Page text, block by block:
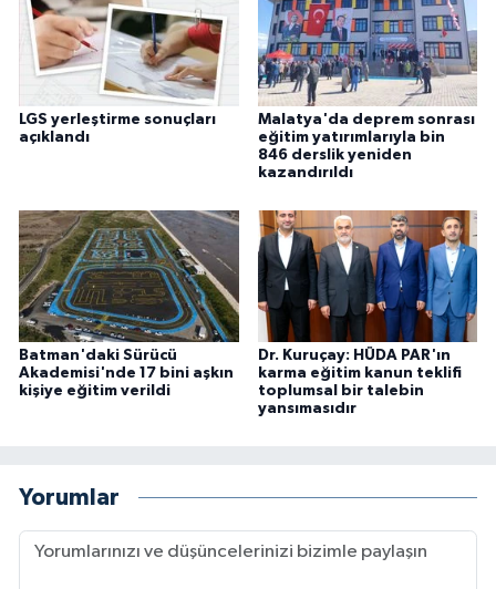
LGS yerleştirme sonuçları
açıklandı
Malatya'da deprem sonrası
eğitim yatırımlarıyla bin
846 derslik yeniden
kazandırıldı
Batman'daki Sürücü
Akademisi'nde 17 bini aşkın
kişiye eğitim verildi
Dr. Kuruçay: HÜDA PAR'ın
karma eğitim kanun teklifi
toplumsal bir talebin
yansımasıdır
Yorumlar